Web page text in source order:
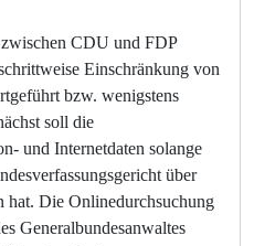
CDU und FDP
Einschränkung von
bzw. wenigstens
soll die
und Internetdaten solange
über
hat. Die Onlinedurchsuchung
Generalbundesanwaltes